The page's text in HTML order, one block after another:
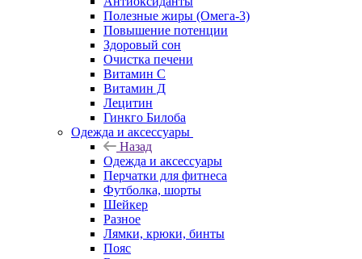
Полезные жиры (Омега-3)
Повышение потенции
Здоровый сон
Очистка печени
Витамин С
Витамин Д
Лецитин
Гинкго Билоба
Одежда и аксессуары
Назад
Одежда и аксессуары
Перчатки для фитнеса
Футболка, шорты
Шейкер
Разное
Лямки, крюки, бинты
Пояс